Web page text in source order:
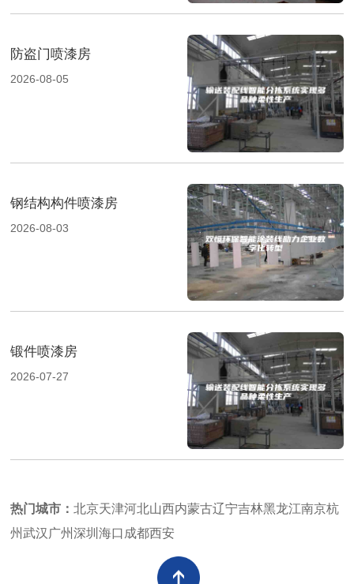
防盗门喷漆房
2026-08-05
钢结构构件喷漆房
2026-08-03
锻件喷漆房
2026-07-27
热门城市：北京天津河北山西内蒙古辽宁吉林黑龙江南京杭
州武汉 广州深圳海口 成都西安